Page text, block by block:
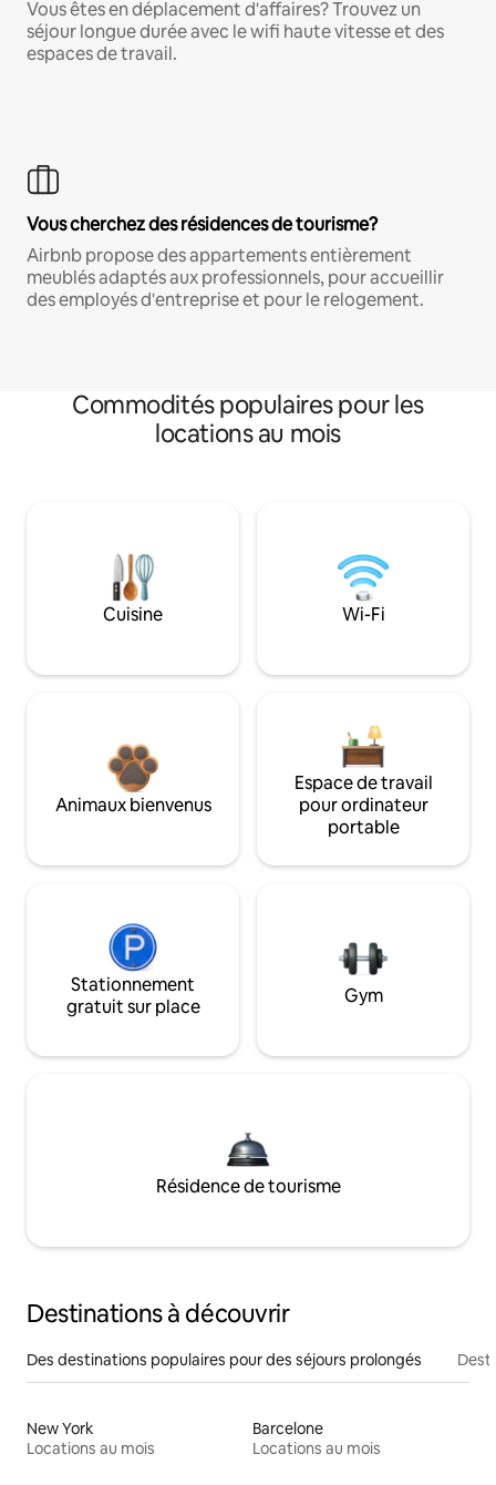
Vous êtes en déplacement d'affaires? Trouvez un
séjour longue durée avec le wifi haute vitesse et des
espaces de travail.
Vous cherchez des résidences de tourisme?
Airbnb propose des appartements entièrement
meublés adaptés aux professionnels, pour accueillir
des employés d'entreprise et pour le relogement.
Commodités populaires pour les
locations au mois
Cuisine Wi-Fi
Animaux bienvenus
Espace de travail
pour ordinateur
portable
Stationnement
gratuit sur place
Gym
Résidence de tourisme
Destinations à découvrir
Des destinations populaires pour des séjours prolongés
New York
Locations au mois
Barcelone
Locations au mois